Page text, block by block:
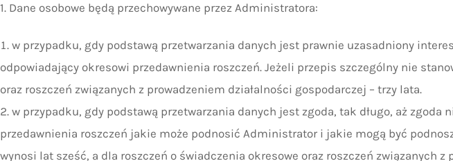
1. Dane osobowe będą przechowywane przez Administratora:
w przypadku, gdy podstawą przetwarzania danych jest prawnie uzasadniony
odpowiadający okresowi przedawnienia roszczeń. Jeżeli przepis szczególny nie
oraz roszczeń związanych z prowadzeniem działalności gospodarczej – trzy lata.
w przypadku, gdy podstawą przetwarzania danych jest zgoda, tak długo, aż zgoda
przedawnienia roszczeń jakie może podnosić Administrator i jakie mogą być
wynosi lat sześć, a dla roszczeń o świadczenia okresowe oraz roszczeń związanych